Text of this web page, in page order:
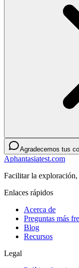
Agradecemos tus
Aphantasiatest.com
Facilitar la
Enlaces rápidos
Acerca de
Preguntas más
Blog
Recursos
Legal